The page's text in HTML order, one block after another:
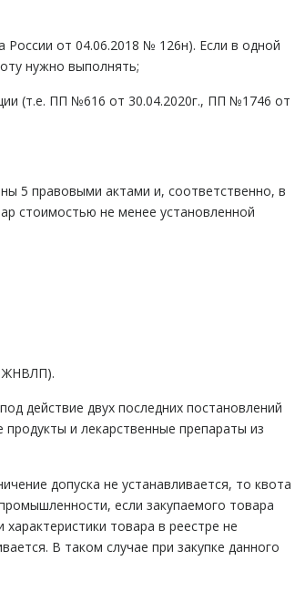
России от 04.06.2018 № 126н). Если в одной
нужно выполнять;
(т.е. ПП №616 от 30.04.2020г., ПП №1746 от
5 правовыми актами и, соответственно, в
стоимостью не менее установленной
ЖНВЛП).
действие двух последних постановлений
и лекарственные препараты из
допуска не устанавливается, то квота
если закупаемого товара
товара в реестре не
В таком случае при закупке данного